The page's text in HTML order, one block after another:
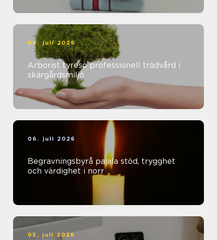
06. juli 2026
Arborist tyresö professionell trädvård i
skärgårdsmiljö
06. juli 2026
Begravningsbyrå pajala stöd, trygghet
och värdighet i norr
05. juli 2026